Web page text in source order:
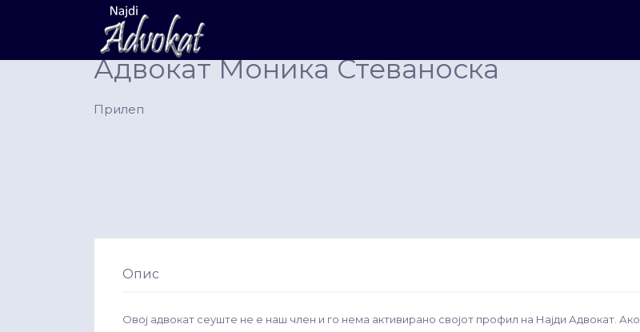
Search
for:
Адвокат Моника Стеваноска
Прилеп
Опис
Овој адвокат сеуште не е наш член и го нема активирано својот профил на Најди Адвокат. Ако